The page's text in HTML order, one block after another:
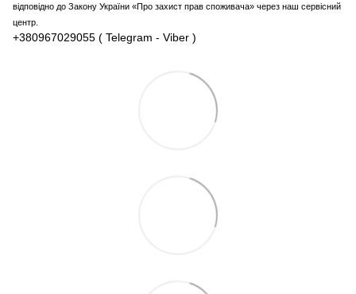
відповідно до Закону України «Про захист прав споживача» через наш сервісний
центр.
+380967029055 ( Telegram - Viber )